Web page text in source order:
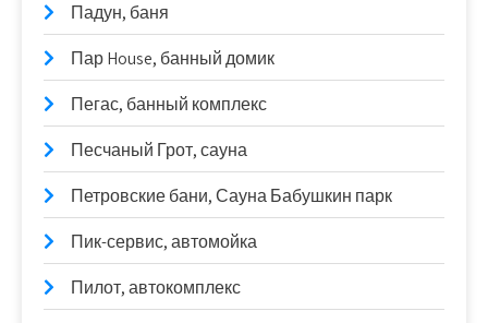
Падун, баня
Пар House, банный домик
Пегас, банный комплекс
Песчаный Грот, сауна
Петровские бани, Сауна Бабушкин парк
Пик-сервис, автомойка
Пилот, автокомплекс